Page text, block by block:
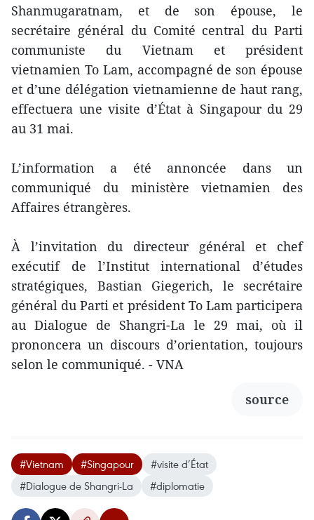
Shanmugaratnam, et de son épouse, le
secrétaire général du Comité central du Parti
communiste du Vietnam et président
vietnamien To Lam, accompagné de son épouse
et d’une délégation vietnamienne de haut rang,
effectuera une visite d’État à Singapour du 29
au 31 mai.
L’information a été annoncée dans un
communiqué du ministère vietnamien des
Affaires étrangères.
À l’invitation du directeur général et chef
exécutif de l’Institut international d’études
stratégiques, Bastian Giegerich, le secrétaire
général du Parti et président To Lam participera
au Dialogue de Shangri-La le 29 mai, où il
prononcera un discours d’orientation, toujours
selon le communiqué. - VNA
source
#Vietnam #Singapour
#visite d’État
#Dialogue de Shangri-La
#diplomatie